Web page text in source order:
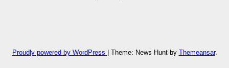
Proudly powered by WordPress Theme: News Hunt by Themeansar.